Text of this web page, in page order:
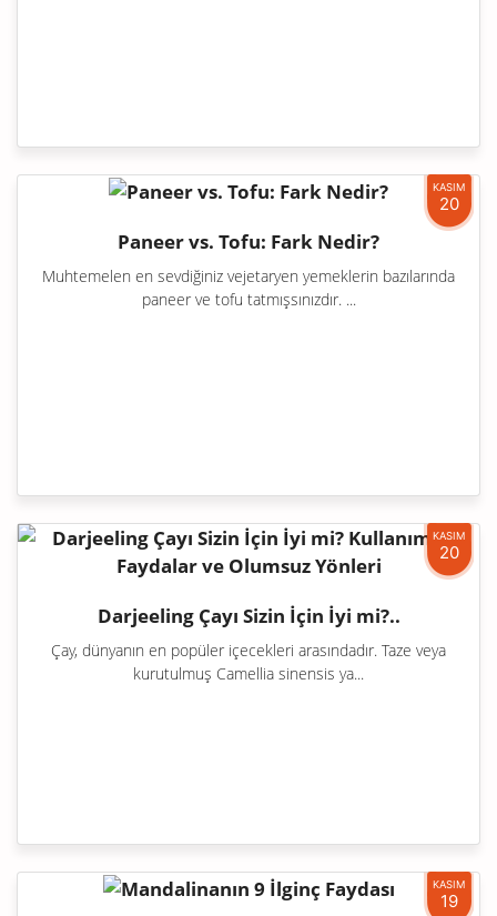
KASIM
20
Paneer vs. Tofu: Fark Nedir?
Muhtemelen en sevdiğiniz vejetaryen yemeklerin bazılarında
paneer ve tofu tatmışsınızdır. ...
KASIM
20
Darjeeling Çayı Sizin İçin İyi mi?..
Çay, dünyanın en popüler içecekleri arasındadır. Taze veya
kurutulmuş Camellia sinensis ya...
KASIM
19